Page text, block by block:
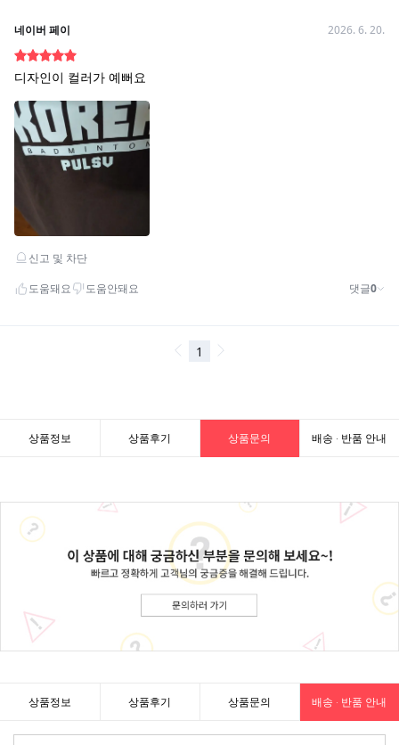
상품정보 상품후기 상품문의 배송 · 반품 안내
상품정보 상품후기 상품문의 배송 · 반품 안내